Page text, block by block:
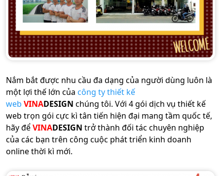
Nắm bắt được nhu cầu đa dạng của người dùng luôn là
một lợi thế lớn của công ty thiết kế
web VINADESIGN chúng tôi. Với 4 gói dịch vụ thiết kế
web trọn gói cực kì tân tiến hiện đại mang tầm quốc tế,
hãy đểVINADESIGN trở thành đối tác chuyên nghiệp
của các bạn trên công cuộc phát triển kinh doanh
online thời kì mới.